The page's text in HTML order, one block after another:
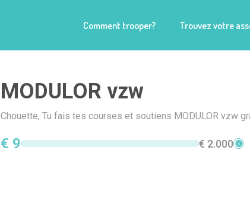
Comment trooper? Trouvez votre
MODULOR vzw
Chouette, Tu fais tes courses et soutiens MODULOR vzw
€ 9 € 2.000